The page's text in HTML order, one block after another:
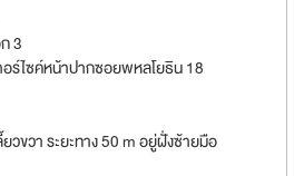
3
อร์ไซค์หน้าปากซอยพหลโยธิน 18
วขวา ระยะทาง 50 m อยู่ฝั่งซ้ายมือ